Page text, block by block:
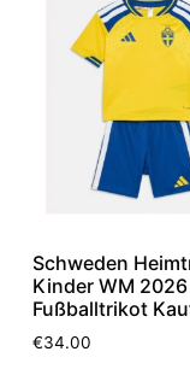
Schweden
Kinder WM 2026
Fußballtrikot
€34.00